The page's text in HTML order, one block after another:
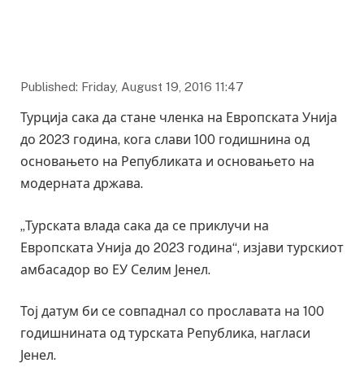
Published: Friday, August 19, 2016 11:47
Турција сака да стане членка на Европската Унија
до 2023 година, кога слави 100 годишнина од
основањето на Републиката и основањето на
модерната држава.
„Турската влада сака да се приклучи на
Европската Унија до 2023 година“, изјави турскиот
амбасадор во ЕУ Селим Јенел.
Тој датум би се совпаднал со прославата на 100
годишнината од турската Република, нагласи
Јенел.